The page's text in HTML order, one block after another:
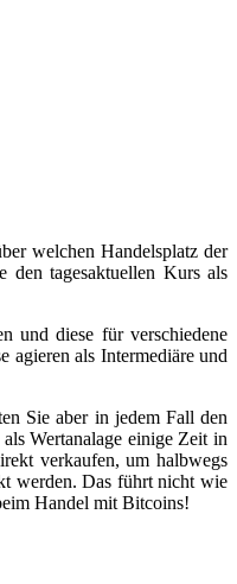
welchen Handelsplatz der
den tagesaktuellen Kurs als
und diese für verschiedene
agieren als Intermediäre und
Sie aber in jedem Fall den
Wertanalage einige Zeit in
verkaufen, um halbwegs
werden. Das führt nicht wie
Handel mit Bitcoins!